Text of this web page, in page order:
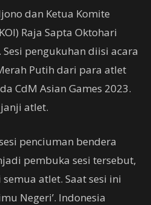
dan Ketua Komite
Raja Sapta Oktohari
pengukuhan diisi acara
Putih dari para atlet
CdM Asian Games 2023.
atlet.
penciuman bendera
pembuka sesi tersebut,
atlet. Saat sesi ini
Negeri’. Indonesia